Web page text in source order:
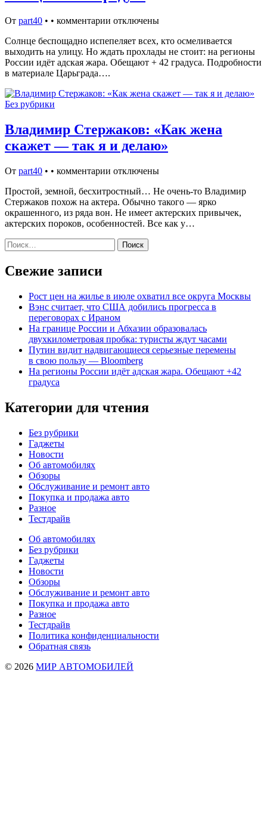
От part40 • • комментарии отключены
Солнце беспощадно испепеляет всех, кто осмеливается
выходить на улицу. Но ждать прохлады не стоит: на регионы
России идёт адская жара. Обещают + 42 градуса. Подробности
в материале Царьграда….
Без рубрики
Владимир Стержаков: «Как жена
скажет — так я и делаю»
От part40 • • комментарии отключены
Простой, земной, бесхитростный… Не очень-то Владимир
Стержаков похож на актера. Обычно такого — ярко
окрашенного, из ряда вон. Не имеет актерских привычек,
актерских пороков, особенностей. Все как у…
Найти:
Свежие записи
Рост цен на жилье в июле охватил все округа Москвы
Вэнс считает, что США добились прогресса в
переговорах с Ираном
На границе России и Абхазии образовалась
двухкилометровая пробка: туристы ждут часами
Путин видит надвигающиеся серьезные перемены
в свою пользу — Bloomberg
На регионы России идёт адская жара. Обещают +42
градуса
Категории для чтения
Без рубрики
Гаджеты
Новости
Об автомобилях
Обзоры
Обслуживание и ремонт авто
Покупка и продажа авто
Разное
Тестдрайв
Об автомобилях
Без рубрики
Гаджеты
Новости
Обзоры
Обслуживание и ремонт авто
Покупка и продажа авто
Разное
Тестдрайв
Политика конфиденциальности
Обратная связь
© 2026 МИР АВТОМОБИЛЕЙ